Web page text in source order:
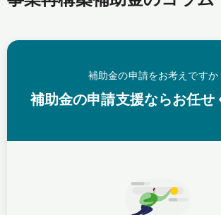
補助金の申請をお考えですか
補助金の申請支援ならお任せ